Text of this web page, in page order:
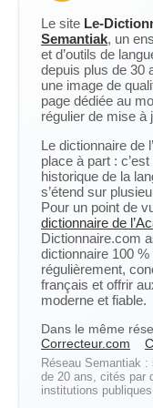
Le site Le-
Semantiak, un
et d’outils de
depuis plus de 30
une image de
page dédiée au
régulier de mise à
Le dictionnaire de
place à part :
historique de la
s’étend sur
Pour un point de
dictionnaire de
Dictionnaire.com
dictionnaire 100
régulièrement,
français et offrir
moderne et fiable.
Dans le même
Correcteur.com
Réseau Semantiak
de 20 ans, cités par
institutions